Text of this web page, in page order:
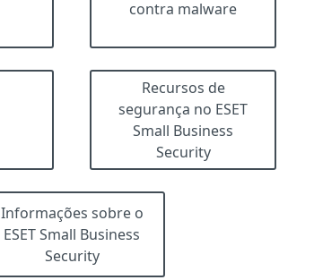
contra malware
Recursos de
segurança no ESET
Small Business
Security
Informações sobre o
ESET Small Business
Security